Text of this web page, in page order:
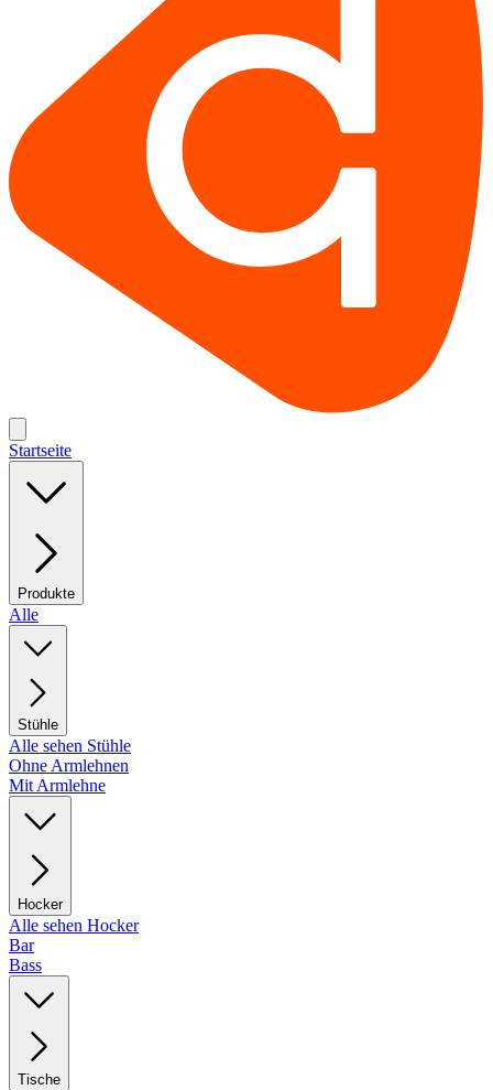
Startseite
Produkte
Alle
Stühle
Alle sehen Stühle
Ohne Armlehnen
Mit Armlehne
Hocker
Alle sehen Hocker
Bar
Bass
Tische